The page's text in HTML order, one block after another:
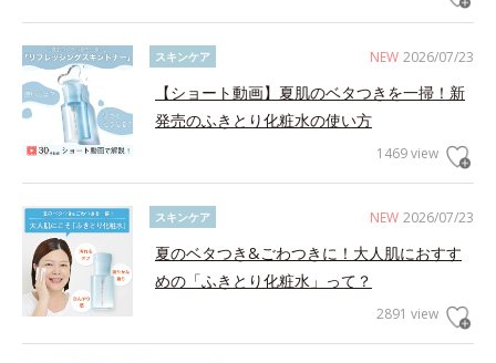
NEW 2026/07/23
スキンケア
【ショート動画】夏肌のベタつきを一掃！新
発売のふきとり化粧水の使い方
1469 view
NEW 2026/07/23
スキンケア
夏のベタつき&ごわつきに！大人肌におすす
めの「ふきとり化粧水」って？
2891 view